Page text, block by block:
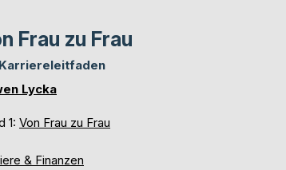
Frau zu Frau
Lycka
1: Von Frau zu Frau
& Finanzen